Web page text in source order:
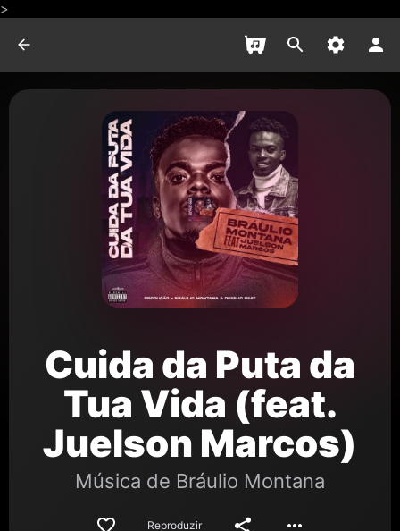
>
Cuida da Puta da
Tua Vida (feat.
Juelson Marcos)
Música de Bráulio Montana
Reproduzir